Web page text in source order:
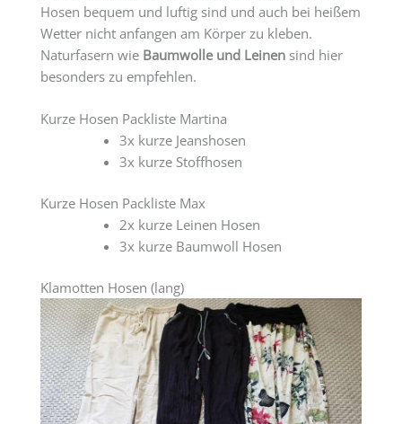
Hosen bequem und luftig sind und auch bei heißem
Wetter nicht anfangen am Körper zu kleben.
Naturfasern wie Baumwolle und Leinen sind hier
besonders zu empfehlen.
Kurze Hosen Packliste Martina
3x kurze Jeanshosen
3x kurze Stoffhosen
Kurze Hosen Packliste Max
2x kurze Leinen Hosen
3x kurze Baumwoll Hosen
Klamotten Hosen (lang)